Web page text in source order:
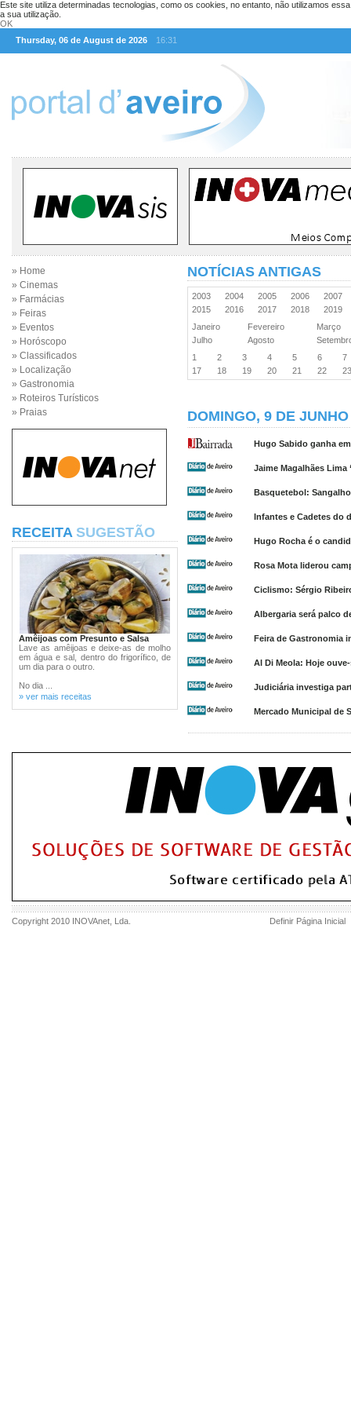
Este site utiliza determinadas tecnologias, como os cookies, no entanto, não utilizamos
a sua utilização.
OK
Thursday, 06 de August de 2026
16:31
» Home
» Cinemas
» Farmácias
» Feiras
» Eventos
» Horóscopo
» Classificados
» Localização
» Gastronomia
» Roteiros Turísticos
» Praias
RECEITA SUGESTÃO
Amêijoas com Presunto e Salsa
Lave as amêijoas e deixe-as de molho
em água e sal, dentro do frigorífico, de
um dia para o outro.
No dia ...
» ver mais receitas
NOTÍCIAS ANTIGAS
2003 2004 2005 2006
2007
2015
2016 2017 2018
2019
Janeiro
Fevereiro
Março
Julho
Agosto
1
2 3 4 5 6
7
17
18 19 20 21 22
DOMINGO, 9 DE
Hugo Sabido ganha
Jaime Magalhães Lima
Basquetebol:
Infantes e Cadetes do
Hugo Rocha é o
Rosa Mota liderou
Ciclismo: Sérgio
Albergaria será palco
Feira de Gastronomia
Al Di Meola: Hoje
Judiciária investiga
Mercado Municipal de
Copyright 2010 INOVAnet , Lda. Definir Página Inicial